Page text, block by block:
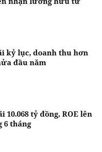
kỷ lục, doanh thu hơn
đầu năm
10.068 tỷ đồng, ROE lên
6 tháng